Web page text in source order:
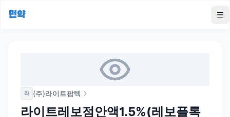
먼약
라 (주)라이트팜텍
라이트레보점안액1.5%(레보플록